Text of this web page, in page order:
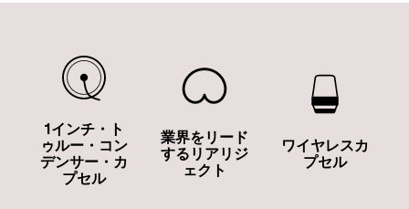
1インチ・ト
ゥルー・コン
デンサー・カ
プセル
業界をリード
するリアリジ
ェクト
ワイヤレスカ
プセル